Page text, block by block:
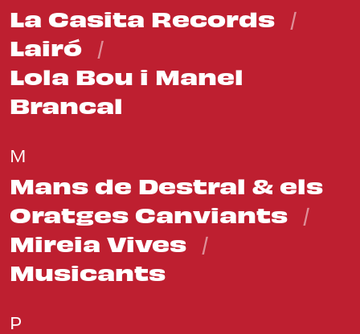
La Casita Records
Lairó
Lola Bou i Manel
Brancal
M
Mans de Destral & els
Oratges Canviants
Mireia Vives
Musicants
P